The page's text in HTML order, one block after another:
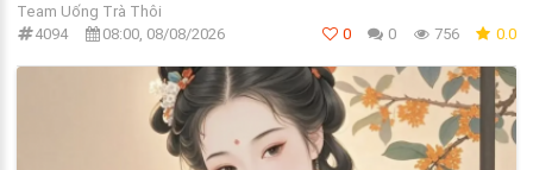
Team Uống Trà Thôi
4094
08:00, 08/08/2026 0 0 756 0.0